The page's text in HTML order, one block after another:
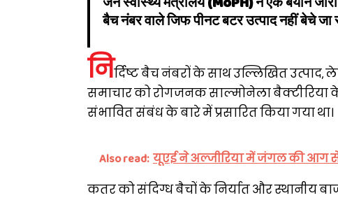
बैच नंबर वाले जिफ पीनट बटर उत्पाद नहीं बेचे जा
निर्दिष्ट बैच नंबरों के साथ उल्लिखित
समाचार को रोगजनक साल्मोनेला
संभावित संबंध के बारे में प्रसारित किया गया था।
Also read: यूएई ने अल्जीरिया में जंगल की आग से
कतर को संदिग्ध बैचों के निर्यात और स्थानीय